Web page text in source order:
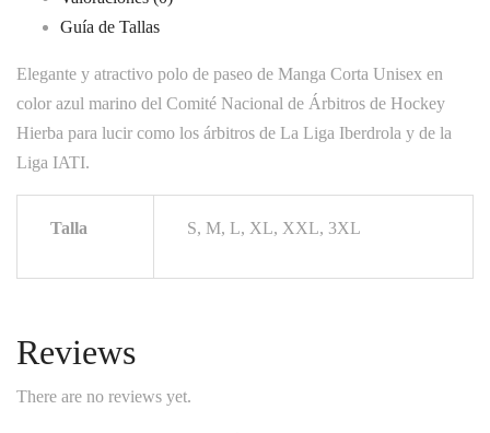
Guía de Tallas
Elegante y atractivo polo de paseo de Manga Corta Unisex en
color azul marino del Comité Nacional de Árbitros de Hockey
Hierba para lucir como los árbitros de La Liga Iberdrola y de la
Liga IATI.
Talla S, M, L, XL, XXL, 3XL
Reviews
There are no reviews yet.